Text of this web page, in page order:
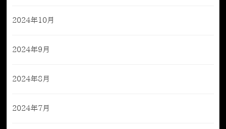
2024年10月
2024年9月
2024年8月
2024年7月